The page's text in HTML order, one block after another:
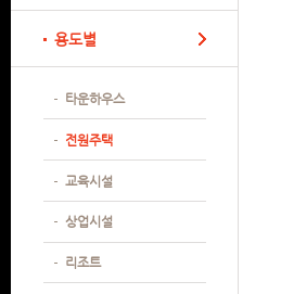
용도별
타운하우스
전원주택
교육시설
상업시설
리조트